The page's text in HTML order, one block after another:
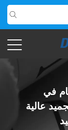
في
عالية